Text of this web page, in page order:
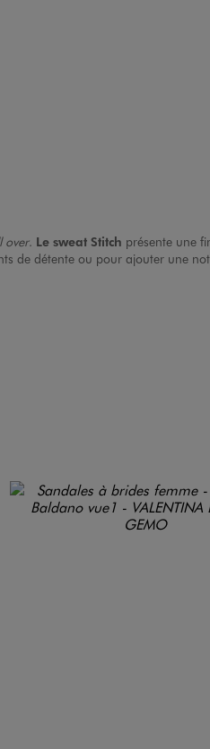
over. Le sweat Stitch présente une
de détente ou pour ajouter une